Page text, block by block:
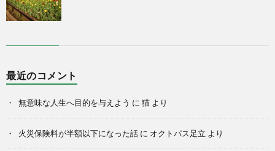
最近のコメント
無意味な人生へ目的を与えよう に 猫 より
火災保険料が半額以下になった話 に オクトパス足立 より